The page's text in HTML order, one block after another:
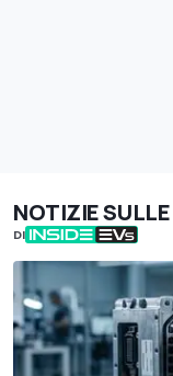
NOTIZIE
DI